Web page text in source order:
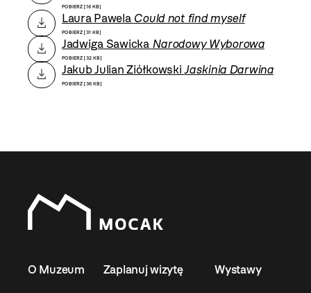
POBIERZ [16 KB]
Laura Pawela Could not find myself
POBIERZ [31 KB]
Jadwiga Sawicka Narodowy Wyborowa
POBIERZ [32 KB]
Jakub Julian ZiółkowskiJaskinia Darwina
POBIERZ [36 KB]
O Muzeum Zaplanuj wizytę Wystawy